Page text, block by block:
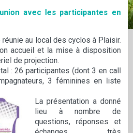
avec les participantes en
au local des cyclos à Plaisir.
accueil et la mise à disposition
de projection.
: 26 participantes (dont 3 en call
3 féminines en liste
La présentation a donné
lieu à nombre de
questions, réponses et